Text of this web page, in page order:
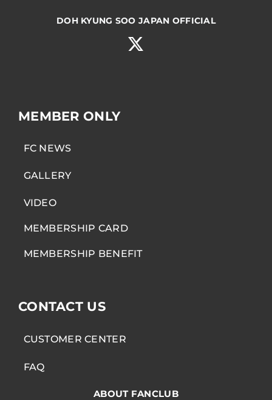
DOH KYUNG SOO JAPAN OFFICIAL
MEMBER ONLY
FC NEWS
GALLERY
VIDEO
MEMBERSHIP CARD
MEMBERSHIP BENEFIT
CONTACT US
CUSTOMER CENTER
FAQ
ABOUT FANCLUB